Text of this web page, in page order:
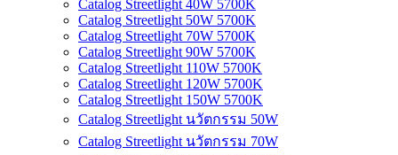
Catalog Streetlight 40W 5700K
Catalog Streetlight 50W 5700K
Catalog Streetlight 70W 5700K
Catalog Streetlight 90W 5700K
Catalog Streetlight 110W 5700K
Catalog Streetlight 120W 5700K
Catalog Streetlight 150W 5700K
Catalog Streetlight นวัตกรรม 50W
Catalog Streetlight นวัตกรรม 70W